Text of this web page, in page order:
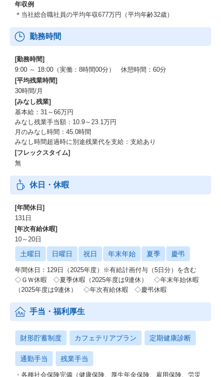
■チャレンジプログラム・ミニチャレンジプログラム制度
一定役職以上の社員には、自己啓発や知見拡大を目的とした特別
な期間（9日間／5日間）が毎年付与され、通常業務から離れて学
びや経験に取り組むことができます。
■商品企画コンテスト
「こんな商品があったらいいな！」というアイデアを誰でも自由
に提案可能。一次選考を通過したアイデアはマーケット調査を経
て、実現の可否が本格的に検討されます。
■読みたい本募集制度
リクエストした本を全額会社負担で購入可能。読後は社内の本棚
で管理し、全社員で活用できます。
■ランチ完全無料
毎日おいしいランチがオフィスに届き、無料で提供されます。
■シャッフルランチ制度
コミュニケーション促進のため、2ヵ月に1度、会社負担でオフィ
ス周辺のカジュアルなランチ会を実施しています。
■社内Bar制度 ※東京本社のみ
18時以降、社員が無料で自由に飲食できる「KitatatsuBar」を完
備。お酒やソフトドリンクを多数取りそろえており、部署内外の
交流やリファラル採用にも活用されています。
社員同士で好きな部活動を立ち上げ、認定されると会社から活動
補助金が支給されます。フットサル部や漫画部など、さまざまな
部活が活動中です。
■サンクスカード制度
た人」「あげた人」には表彰制度もあります。
◆職級別給与モデル ※給与は東京勤務を想定
部長クラス：1,500万円～（歴代最年少26歳／平均33歳）
年収例
＊当社総合職社員の平均年収677万円（平均年齢32歳）
勤務時間
[勤務時間]
9:00 ～ 18:00（実働：8時間00分） 休憩時間：60分
[平均残業時間]
30時間/月
[みなし残業]
基本給：31～66万円
みなし残業手当額：10.9～23.1万円
月のみなし時間：45.0時間
みなし時間超過時に別途残業代を支給：支給あり
[フレックスタイム]
無
休日・休暇
[年間休日]
131日
[年次有給休暇]
10～20日
土曜日 日曜日 祝日 年末年始 夏季 慶弔
年間休日：129日（2025年度）※有給計画付与（5日分）を含む
◇ＧＷ休暇 ◇夏季休暇（2025年度は9連休） ◇年末年始休暇
（2025年度は9連休） ◇年次有給休暇 ◇慶弔休暇
手当・福利厚生
財形貯蓄制度 カフェテリアプラン 定期健康診断
通勤手当 残業手当
・各種社会保険完備（健康保険、厚生年金保険、雇用保険、労災